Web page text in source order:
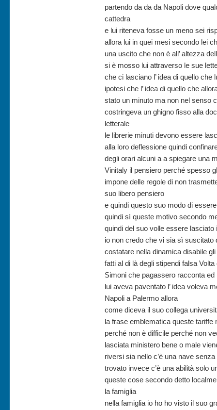
partendo da da da Napoli dove
cattedra
e lui riteneva fosse un meno sei
allora lui in quei mesi secondo lei
una uscito che non è all’ altezza
si è mosso lui attraverso le sue
che ci lasciano l’ idea di quello che
ipotesi che l’ idea di quello che
stato un minuto ma non nel senso
costringeva un ghigno fisso alla
letterale
le librerie minuti devono essere
alla loro deflessione quindi
degli orari alcuni a a spiegare una
Vinitaly il pensiero perché spesso
impone delle regole di non
suo libero pensiero
e quindi questo suo modo di
quindi sì queste motivo secondo
quindi del suo volle essere lasciato
io non credo che vi sia sì suscitato
costatare nella dinamica disabile
fatti al di là degli stipendi falsa
Simoni che pagassero racconta ed
lui aveva paventato l’ idea voleva
Napoli a Palermo allora
come diceva il suo collega
la frase emblematica queste
perché non è difficile perché non
lasciata ministero bene o male
riversi sia nello c’è una nave
trovato invece c’è una abilità solo
queste cose secondo detto
la famiglia
nella famiglia io ho ho visto il suo